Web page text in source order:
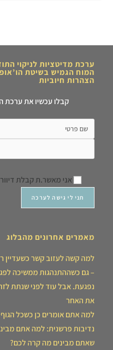
ערכת מדיטציות לניקוי
המוח הגמיש בשיטת
הצהרות חיוביות
קבלו עכשיו את ערכת
אני מאשר.ת קבלת דיוור
מאמרים אחרונים מהבלוג
למה קשה לעזוב קשר כשעדיין
– גם כשההתנהגות ממשיכה
נפגעת. אבל עוד לפני שנתת
את האחר
למה אתם אומרים כן כשכל
נדיבות פרשנית: למה אתם
שאתם מבינים מה קרה לכם?